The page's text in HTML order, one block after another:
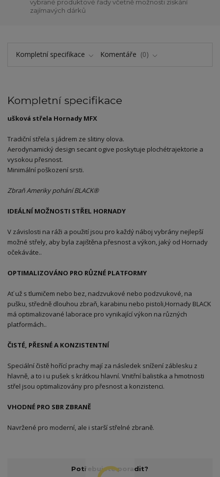
vybrané produktové řady včetně možnosti získání
zajímavých dárků
Kompletní specifikace Komentáře 0
Kompletní specifikace
ušková střela Hornady MFX
Tradiční střela s jádrem ze slitiny olova.
Aerodynamický design secant ogive poskytuje plochétrajektorie a
vysokou přesnost.
Minimální poškození srsti.
Zbraň Ameriky pohání BLACK®
IDEÁLNÍ MOŽNOSTI STŘEL HORNADY
V závislosti na ráži a použití jsou pro každý náboj vybrány nejlepší
možné střely, aby byla zajištěna přesnost a výkon, jaký od Hornady
očekáváte..
OPTIMALIZOVÁNO PRO RŮZNÉ PLATFORMY
Ať už s tlumičem nebo bez, nadzvukové nebo podzvukové, na
pušku, středně dlouhou zbraň, karabinu nebo pistoli,Hornady BLACK
má optimalizované laborace pro vynikající výkon na různých
platformách..
ČISTÉ, PŘESNÉ A KONZISTENTNÍ
Speciální čistě hořící prachy mají za následek snížení záblesku z
hlavně, a to i u pušek s krátkou hlavní. Vnitřní balistika a hmotnosti
střel jsou optimalizovány pro přesnost a konzistenci.
VHODNÉ PRO SBR ZBRANĚ
Navržené pro moderní, ale i starší střelné zbraně.
Potřebujete poradit?